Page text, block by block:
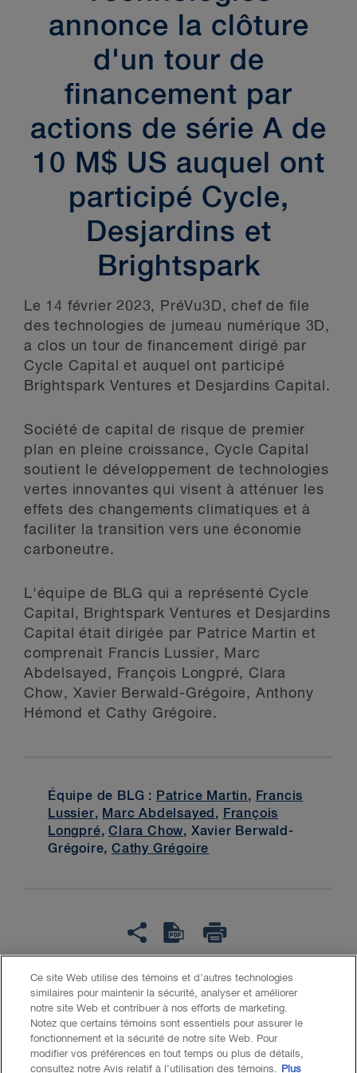
annonce la clôture
d'un tour de
financement par
actions de série A de
10 M$ US auquel ont
participé Cycle,
Desjardins et
Brightspark
Le 14 février 2023, PréVu3D, chef de file
des technologies de jumeau numérique 3D,
a clos un tour de financement dirigé par
Cycle Capital et auquel ont participé
Brightspark Ventures et Desjardins Capital.
Société de capital de risque de premier
plan en pleine croissance, Cycle Capital
soutient le développement de technologies
vertes innovantes qui visent à atténuer les
effets des changements climatiques et à
faciliter la transition vers une économie
carboneutre.
L'équipe de BLG qui a représenté Cycle
Capital, Brightspark Ventures et Desjardins
Capital était dirigée par Patrice Martin et
comprenait Francis Lussier, Marc
Abdelsayed, François Longpré, Clara
Chow, Xavier Berwald-Grégoire, Anthony
Hémond et Cathy Grégoire.
Équipe de BLG : Patrice Martin, Francis
Lussier, Marc Abdelsayed , François
Longpré,Clara Chow, Xavier Berwald-
Grégoire,Cathy Grégoire
Accessibilité LCAP Avis juridique
Politique de confidentialité Témoins IA générative
Ce site Web utilise des témoins et d’autres technologies
similaires pour maintenir la sécurité, analyser et améliorer
notre site Web et contribuer à nos efforts de marketing.
Notez que certains témoins sont essentiels pour assurer le
fonctionnement et la sécurité de notre site Web. Pour
modifier vos préférences en tout temps ou plus de détails,
consultez notre Avis relatif à l’utilisation des témoins.
Plus